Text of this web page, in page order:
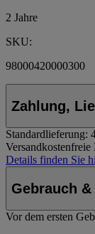
2 Jahre
SKU:
98000420000300
Zahlung,
Standardlieferung:
Details finden Sie
Gebrauch
Vor dem ersten